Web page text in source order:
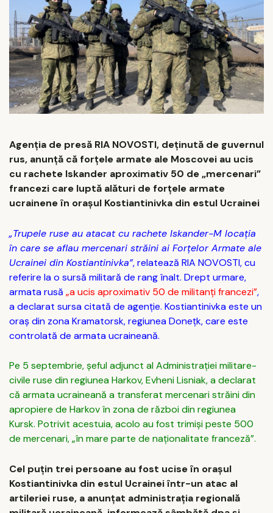
Agenţia de presă RIA NOVOSTI, deținută de guvernul
rus, anunţă că forțele armate ale Moscovei au ucis
cu rachete Iskander aproximativ 50 de „mercenari”
francezi care luptă alături de forțele armate
ucrainene în oraşul Kostiantinivka din estul Ucrainei
„Trupele ruse au atacat cu rachete Iskander-M locația
în care se aflau mercenari străini ai Forțelor Armate ale
Ucrainei din Kostiantinivka”, relatează RIA NOVOSTI, cu
referire la o sursă militară de rang înalt. Drept urmare,
armata rusă „a ucis aproximativ 50 de militanți francezi”,
a declarat sursa citată de agenție. Kostiantinivka este un
oraș din zona Kramatorsk, regiunea Doneţk, care este
controlată de armata ucraineană.
Pe 5 septembrie, șeful adjunct al Administrației militare-
civile ruse din regiunea Harkov, Evheni Lisniak, a declarat
că armata ucraineană a transferat mercenari străini din
apropiere de Harkov în zona de război din regiunea
Kursk. Potrivit acestuia, acolo au fost trimiși peste 500
de mercenari, „în mare parte de naționalitate franceză”.
Cel puţin trei persoane au fost ucise în oraşul
Kostiantinivka din estul Ucrainei într-un atac al
artileriei ruse, a anunţat administraţia regională